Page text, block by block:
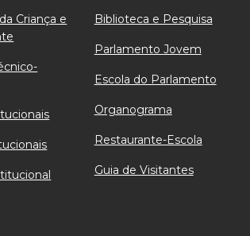
Criança e
Biblioteca e Pesquisa
Parlamento Jovem
Escola do Parlamento
Organograma
Restaurante-Escola
Guia de Visitantes